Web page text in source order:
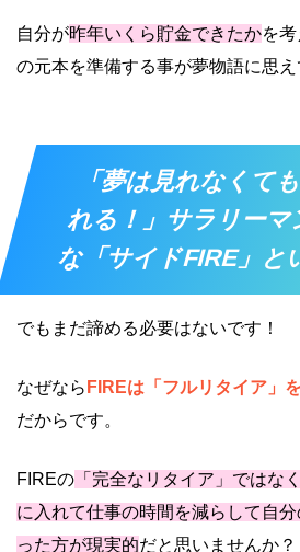
自分が昨年いくら貯金できたかを
の元本を準備する事が夢物語に思え
「夢は見れなくて
れる！」サラリーマ
な「サイドFIRE」と
でもまだ諦める必要はないです！
なぜなら FIREは「フルリタイア」
だからです。
FIREの 「完全なリタイア」ではな
に入れて仕事の時間を減らして自
った方が現実的だと思いませんか？